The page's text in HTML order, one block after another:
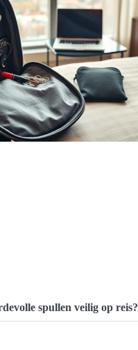
spullen veilig op reis?